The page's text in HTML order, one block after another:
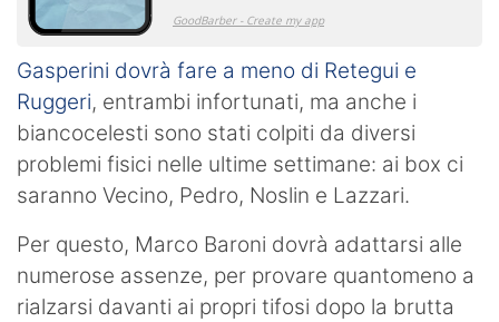
Gasperini dovrà fare a meno di Retegui e
Ruggeri, entrambi infortunati, ma anche i
biancocelesti sono stati colpiti da diversi
problemi fisici nelle ultime settimane: ai box ci
saranno Vecino, Pedro, Noslin e Lazzari.
Per questo, Marco Baroni dovrà adattarsi alle
numerose assenze, per provare quantomeno a
rialzarsi davanti ai propri tifosi dopo la brutta